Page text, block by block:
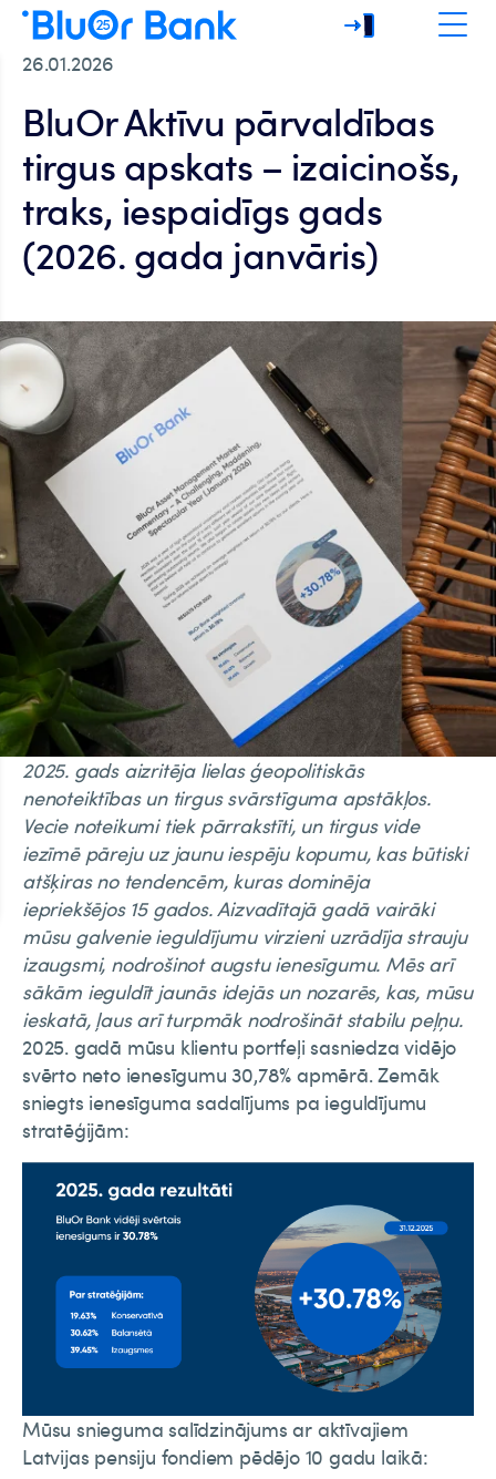
26.01.2026
BluOr Aktīvu pārvaldības
tirgus apskats – izaicinošs,
traks, iespaidīgs gads
(2026. gada janvāris)
2025. gads aizritēja lielas ģeopolitiskās
nenoteiktības un tirgus svārstīguma apstākļos.
Vecie noteikumi tiek pārrakstīti, un tirgus vide
iezīmē pāreju uz jaunu iespēju kopumu, kas būtiski
atšķiras no tendencēm, kuras dominēja
iepriekšējos 15 gados. Aizvadītajā gadā vairāki
mūsu galvenie ieguldījumu virzieni uzrādīja strauju
izaugsmi, nodrošinot augstu ienesīgumu. Mēs arī
sākām ieguldīt jaunās idejās un nozarēs, kas, mūsu
ieskatā, ļaus arī turpmāk nodrošināt stabilu peļņu.
2025. gadā mūsu klientu portfeļi sasniedza vidējo
svērto neto ienesīgumu 30,78% apmērā. Zemāk
sniegts ienesīguma sadalījums pa ieguldījumu
stratēģijām:
Mūsu snieguma salīdzinājums ar aktīvajiem
Latvijas pensiju fondiem pēdējo 10 gadu laikā: